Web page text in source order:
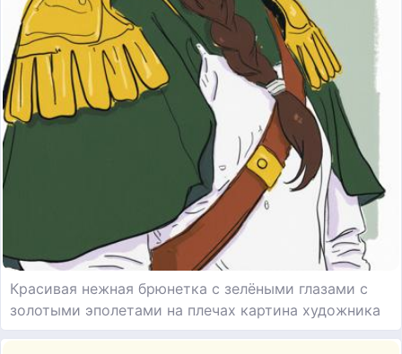
Красивая нежная брюнетка с зелёными глазами с
золотыми эполетами на плечах картина художника